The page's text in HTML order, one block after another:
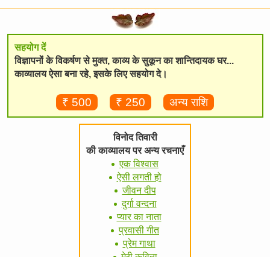
सहयोग दें
विज्ञापनों के विकर्षण से मुक्त, काव्य के सुकून का शान्तिदायक घर...
काव्यालय ऐसा बना रहे, इसके लिए सहयोग दे।
₹ 500 ₹ 250 अन्य राशि
विनोद तिवारी
की काव्यालय पर अन्य रचनाएँ
एक विश्वास
ऐसी लगती हो
जीवन दीप
दुर्गा वन्दना
प्यार का नाता
प्रवासी गीत
प्रेम गाथा